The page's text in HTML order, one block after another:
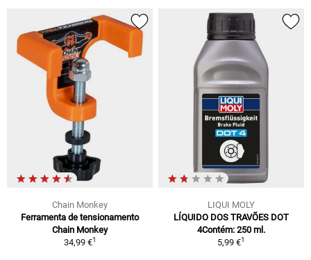
Chain Monkey
Ferramenta de tensionamento
Chain Monkey
34,99 €1
LIQUI MOLY
LÍQUIDO DOS TRAVÕES DOT
4Contém: 250 ml.
5,99 €1